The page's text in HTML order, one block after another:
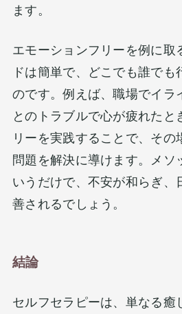
ます。
エモーションフリーを例に取
ドは簡単で、どこでも誰でも
のです。例えば、職場でイラ
とのトラブルで心が疲れたと
リーを実践することで、その
問題を解決に導けます。メソ
いうだけで、不安が和らぎ、
善されるでしょう​。
結論
セルフセラピーは、単なる癒